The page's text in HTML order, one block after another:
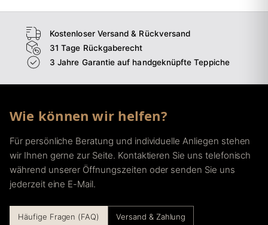
Kostenloser Versand & Rückversand
31 Tage Rückgaberecht
3 Jahre Garantie auf handgeknüpfte Teppiche
Wie können wir helfen?
Für persönliche Beratung und individuelle Anliegen stehen
wir Ihnen gerne zur Seite. Kontaktieren Sie uns telefonisch
während unserer Öffnungszeiten oder senden Sie uns
jederzeit eine E-Mail.
Häufige Fragen (FAQ) Versand & Zahlung